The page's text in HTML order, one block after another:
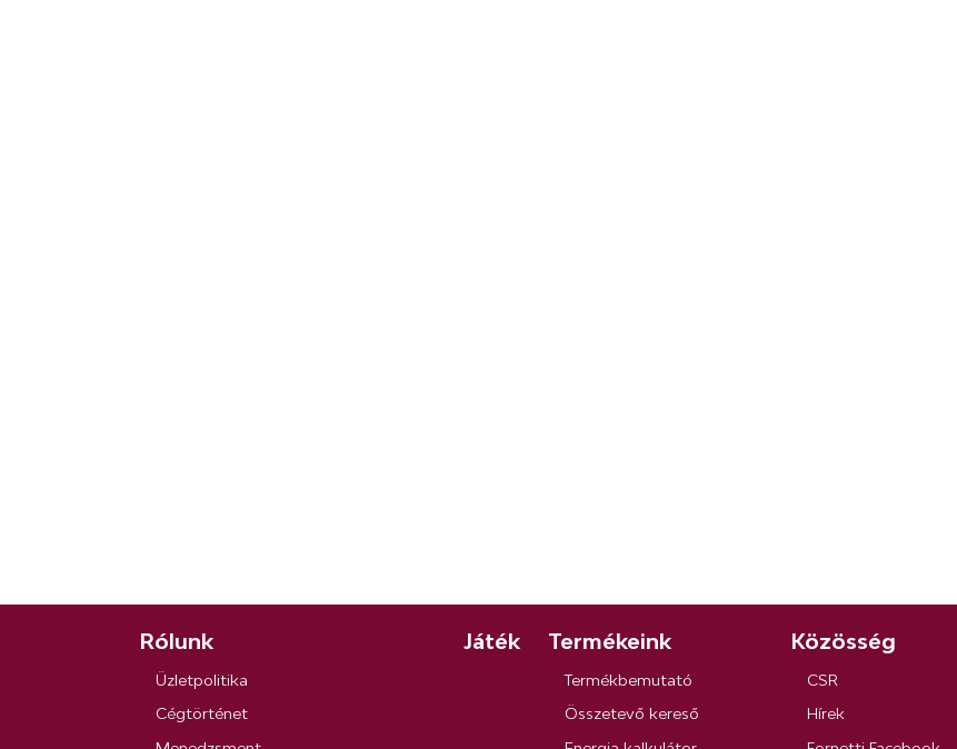
Rólunk
Üzletpolitika
Cégtörténet
Játék Termékeink
Termékbemutató
Összetevő kereső
Közösség
CSR
Hírek